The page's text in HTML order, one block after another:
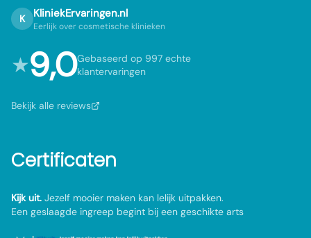
K KliniekErvaringen.nl
Eerlijk over cosmetische klinieken
★9,0Gebaseerd op 997 echte
klantervaringen
Bekijk alle reviews
Certificaten
Kijk uit. Jezelf mooier maken kan lelijk uitpakken.
Een geslaagde ingreep begint bij een geschikte arts